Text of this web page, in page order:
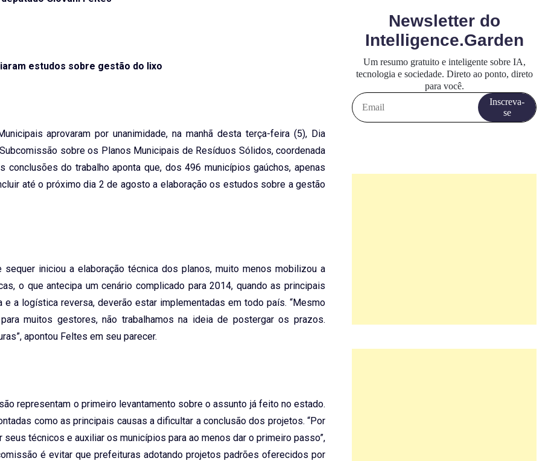
estudos sobre gestão do lixo
aprovaram por unanimidade, na manhã desta terça-feira (5), Dia
sobre os Planos Municipais de Resíduos Sólidos, coordenada
conclusões do trabalho aponta que, dos 496 municípios gaúchos, apenas
até o próximo dia 2 de agosto a elaboração os estudos sobre a gestão
iniciou a elaboração técnica dos planos, muito menos mobilizou a
o que antecipa um cenário complicado para 2014, quando as principais
a logística reversa, deverão estar implementadas em todo país. “Mesmo
muitos gestores, não trabalhamos na ideia de postergar os prazos.
apontou Feltes em seu parecer.
representam o primeiro levantamento sobre o assunto já feito no estado.
como as principais causas a dificultar a conclusão dos projetos. “Por
técnicos e auxiliar os municípios para ao menos dar o primeiro passo”,
é evitar que prefeituras adotando projetos padrões oferecidos por